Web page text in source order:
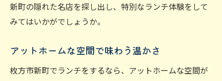
新町の隠れた名店を探し出し、特別なランチ体験をして
みてはいかがでしょうか。
アットホームな空間で味わう温かさ
枚方市新町でランチをするなら、アットホームな空間が